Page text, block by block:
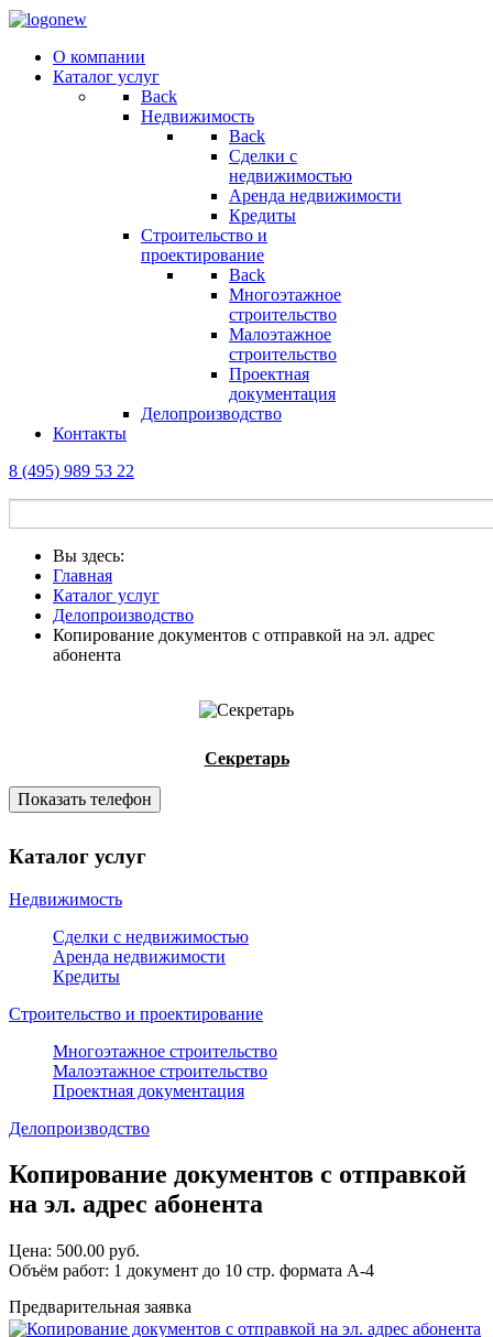
О компании
Каталог услуг
Back
Недвижимость
Back
Сделки с
недвижимостью
Аренда недвижимости
Кредиты
Строительство и
проектирование
Back
Многоэтажное
строительство
Малоэтажное
строительство
Проектная
документация
Делопроизводство
Контакты
8 (495) 989 53 22
Вы здесь:
Главная
Каталог услуг
Делопроизводство
Копирование документов с отправкой на эл. адрес
абонента
Секретарь
Показать телефон
Каталог услуг
Недвижимость
Сделки с недвижимостью
Аренда недвижимости
Кредиты
Строительство и проектирование
Многоэтажное строительство
Малоэтажное строительство
Проектная документация
Делопроизводство
Копирование документов с отправкой
на эл. адрес абонента
Цена: 500.00 руб.
Объём работ: 1 документ до 10 стр. формата А-4
Предварительная заявка